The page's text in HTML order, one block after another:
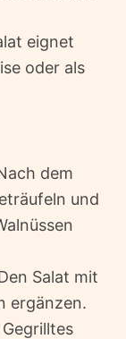
eignet
oder als
dem
und
Salat mit
ergänzen.
Gegrilltes